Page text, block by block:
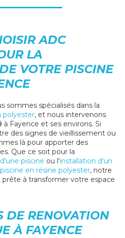
ADC
LA
VOTRE PISCINE
sommes spécialisés dans la
polyester, et nous intervenons
à Fayence et ses environs. Si
des signes de vieillissement ou
là pour apporter des
Que ce soit pour la
piscine ou l'installation d'un
en résine polyester, notre
à transformer votre espace
DE RENOVATION
À FAYENCE